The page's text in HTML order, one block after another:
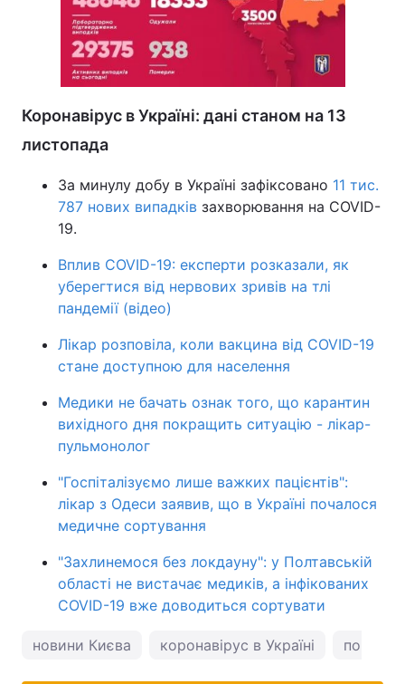
Коронавірус в Україні: дані станом на 13
листопада
За минулу добу в Україні зафіксовано 11 тис.
787 нових випадків захворювання на COVID-
19.
Вплив COVID-19: експерти розказали, як
уберегтися від нервових зривів на тлі
пандемії (відео)
Лікар розповіла, коли вакцина від COVID-19
стане доступною для населення
Медики не бачать ознак того, що карантин
вихідного дня покращить ситуацію - лікар-
пульмонолог
"Госпіталізуємо лише важких пацієнтів":
лікар з Одеси заявив, що в Україні почалося
медичне сортування
"Захлинемося без локдауну": у Полтавській
області не вистачає медиків, а інфікованих
COVID-19 вже доводиться сортувати
новини Києва коронавірус в Україні погода